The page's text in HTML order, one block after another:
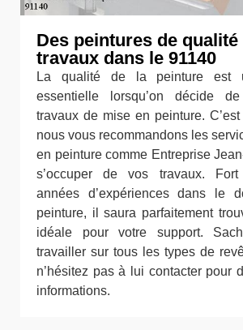
Des peintures de
travaux dans le 91140
La qualité de la peinture est
essentielle lorsqu’on décide
travaux de mise en peinture.
nous vous recommandons les
en peinture comme Entreprise
s’occuper de vos travaux.
années d’expériences dans le
peinture, il saura parfaitement
idéale pour votre support.
travailler sur tous les types de
n’hésitez pas à lui contacter pour
informations.